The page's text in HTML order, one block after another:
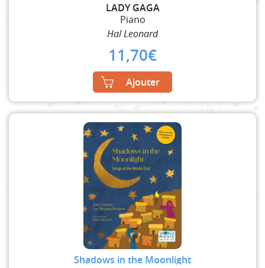
LADY GAGA
Piano
Hal Leonard
11,70€
Ajouter
Shadows in the Moonlight